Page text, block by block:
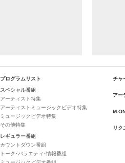
プログラムリスト
スペシャル番組
アーティスト特集
アーティストミュージックビデオ特集
ミュージックビデオ特集
その他特集
レギュラー番組
カウントダウン番組
トーク･バラエティ･情報番組
チャ
アー
M-
リク